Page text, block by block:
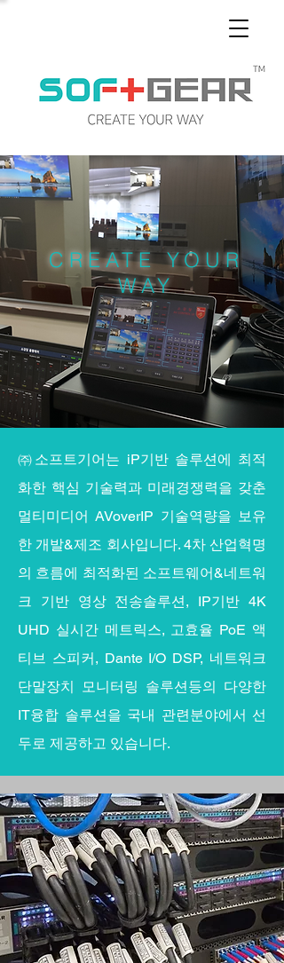
CREATE YOUR
WAY
㈜소프트기어는 iP기반 솔루션에 최적
화한 핵심 기술력과 미래경쟁력을 갖춘
멀티미디어 AVoverIP 기술역량을 보유
한 개발&제조 회사입니다. 4차 산업혁명
의 흐름에 최적화된 소프트웨어&네트워
크 기반 영상 전송솔루션, IP기반 4K
UHD 실시간 메트릭스, 고효율 PoE 액
티브 스피커, Dante I/O DSP, 네트워크
단말장치 모니터링 솔루션등의 다양한
IT융합 솔루션을 국내 관련분야에서 선
두로 제공하고 있습니다.